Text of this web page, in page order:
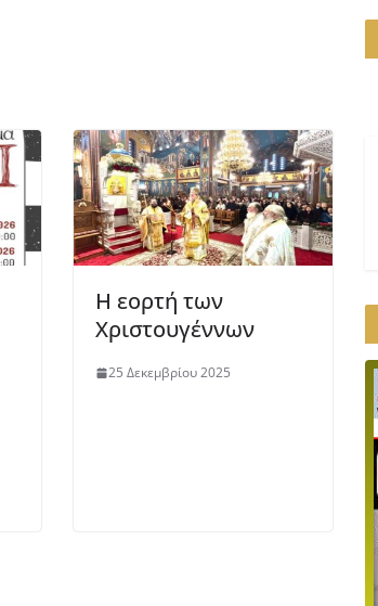
Η εορτή των
Χριστουγέννων
25 Δεκεμβρίου 2025